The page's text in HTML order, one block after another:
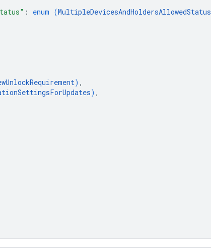
: enum (MultipleDevicesAndHoldersAllowedStatus
) ,
) ,